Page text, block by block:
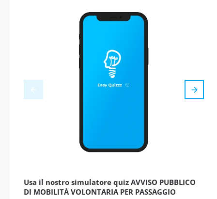
Usa il nostro simulatore quiz AVVISO PUBBLICO
DI MOBILITÀ VOLONTARIA PER PASSAGGIO